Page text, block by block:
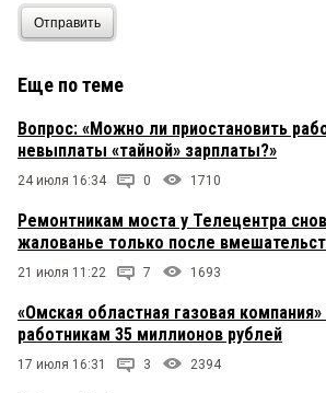
Отправить
Еще по теме
Вопрос: «Можно ли приостановить
невыплаты «тайной» зарплаты?»
24 июля 16:34 0 1710
Ремонтникам моста у Телецентра
жалованье только после
21 июля 11:22 7 1693
«Омская областная газовая
работникам 35 миллионов рублей
17 июля 16:31 3 2394